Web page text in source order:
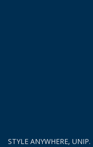
STYLE ANYWHERE,